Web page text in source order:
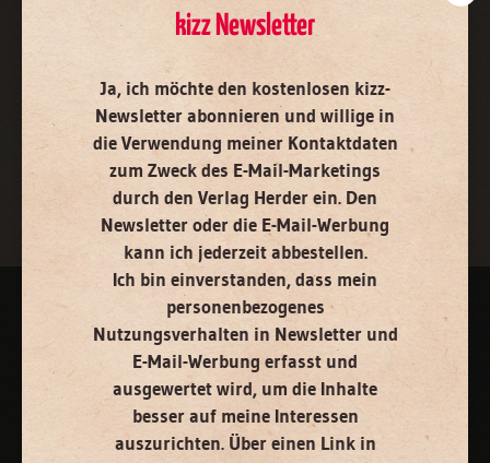
Jetzt anmelden
AGB und Widerrufsbelehrung Datenschutz Barrierefreiheit
Impressum
Vertrag widerrufen Abo online kündigen
kizz Newsletter
Ja, ich möchte den kostenlosen kizz-
Newsletter abonnieren und willige in
die Verwendung meiner Kontaktdaten
zum Zweck des E-Mail-Marketings
durch den Verlag Herder ein. Den
Newsletter oder die E-Mail-Werbung
kann ich jederzeit abbestellen.
Ich bin einverstanden, dass mein
personenbezogenes
Nutzungsverhalten in Newsletter und
E-Mail-Werbung erfasst und
ausgewertet wird, um die Inhalte
besser auf meine Interessen
auszurichten. Über einen Link in